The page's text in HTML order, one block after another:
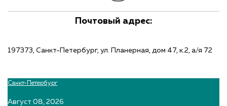
Почтовый адрес:
197373, Санкт-Петербург, ул. Планерная, дом 47, к.2, а/я 72
Санкт-Петербург
Август 08, 2026